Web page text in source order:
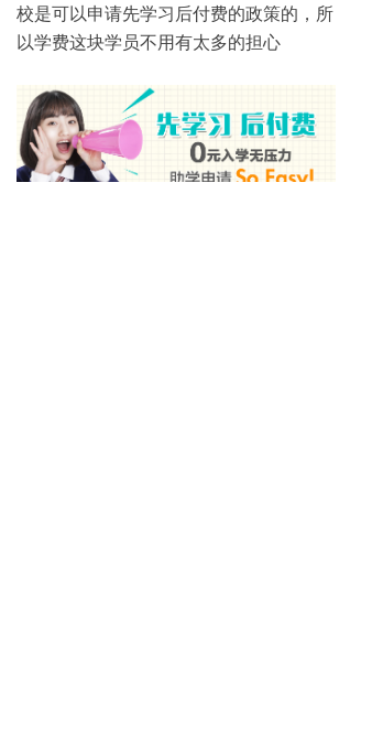
校是可以申请先学习后付费的政策的，所
以学费这块学员不用有太多的担心